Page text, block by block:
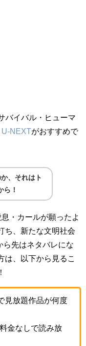
バイバル・ヒューマ
U-NEXTがおすすめで
、それはト
ら！
・カールが願ったよ
ち、新たな文明社会
ら先はネタバレにな
は、以下から見るこ
見放題作品が何度
金なしで読み放